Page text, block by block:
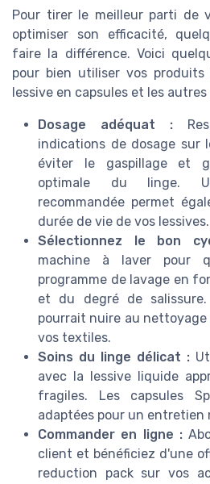
Pour tirer le meilleur parti de
optimiser son efficacité,
faire la différence. Voici
pour bien utiliser vos produits
lessive en capsules et les
Dosage adéquat :
indications de dosage sur
éviter le gaspillage et
optimale du linge.
recommandée permet
durée de vie de vos lessives.
Sélectionnez le bon
machine à laver pour
programme de lavage en
et du degré de
pourrait nuire au nettoyage
vos textiles.
Soins du linge délicat :
avec la lessive liquide
fragiles. Les capsules
adaptées pour un entretien
Commander en ligne :
client et bénéficiez d'une
reduction pack sur vos